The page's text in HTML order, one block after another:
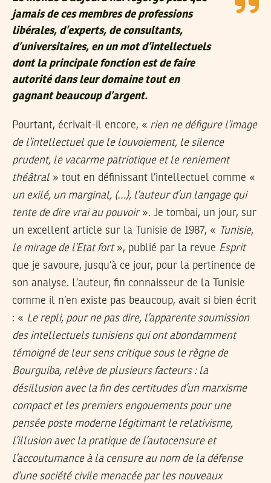
jamais de ces membres de professions
libérales, d’experts, de consultants,
d’universitaires, en un mot d’intellectuels
dont la principale fonction est de faire
autorité dans leur domaine tout en
gagnant beaucoup d’argent.
Pourtant, écrivait-il encore, « rien ne défigure l’image
de l’intellectuel que le louvoiement, le silence
prudent, le vacarme patriotique et le reniement
théâtral » tout en définissant l’intellectuel comme «
un exilé, un marginal, (…), l’auteur d’un langage qui
tente de dire vrai au pouvoir». Je tombai, un jour, sur
un excellent article sur la Tunisie de 1987, « Tunisie,
le mirage de l’Etat fort», publié par la revue Esprit
que je savoure, jusqu’à ce jour, pour la pertinence de
son analyse. L’auteur, fin connaisseur de la Tunisie
comme il n’en existe pas beaucoup, avait si bien écrit
: « Le repli, pour ne pas dire, l’apparente soumission
des intellectuels tunisiens qui ont abondamment
témoigné de leur sens critique sous le règne de
Bourguiba, relève de plusieurs facteurs : la
désillusion avec la fin des certitudes d’un marxisme
compact et les premiers engouements pour une
pensée poste moderne légitimant le relativisme,
l’illusion avec la pratique de l’autocensure et
l’accoutumance à la censure au nom de la défense
d’une société civile menacée par les nouveaux